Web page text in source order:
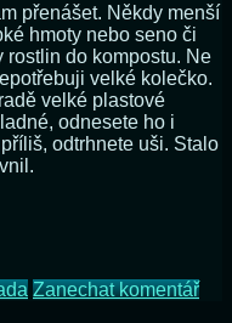
přenášet. Někdy menší
hmoty nebo seno či
rostlin do kompostu. Ne
velké kolečko.
velké plastové
odnesete ho i
odtrhnete uši. Stalo
Zanechat komentářna